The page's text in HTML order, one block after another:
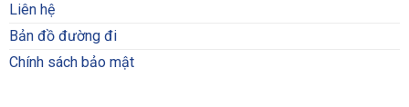
Liên hệ
Bản đồ đường đi
Chính sách bảo mật